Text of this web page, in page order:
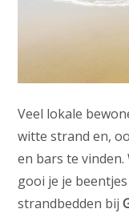
Veel lokale
witte strand en,
en bars te vinden.
gooi je je
strandbedden bij